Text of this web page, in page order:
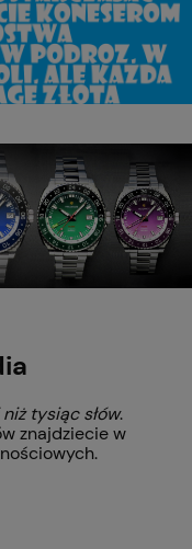
tysiąc słów.
znajdziecie w